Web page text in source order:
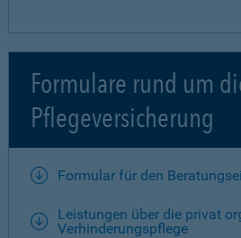
Formulare rund um
Pflegeversicherung
Formular für den
Leistungen über die privat
Verhinderungspflege